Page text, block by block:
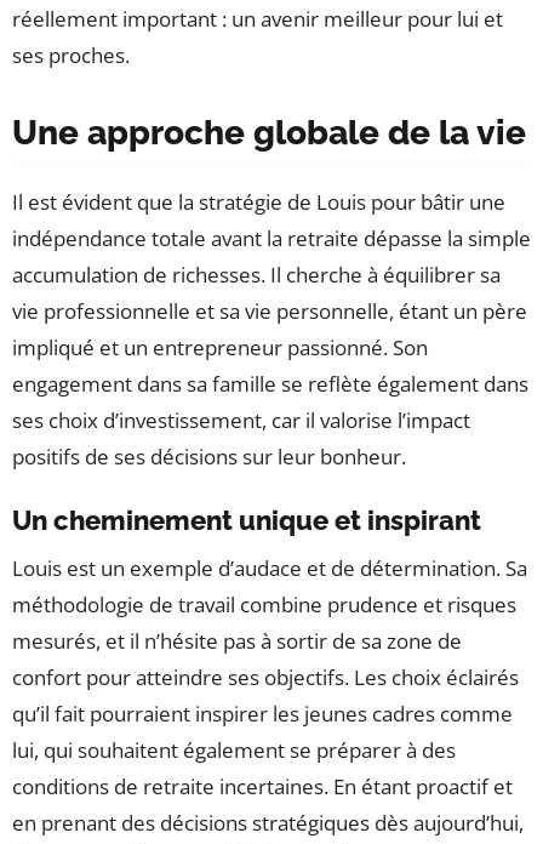
réellement important : un avenir meilleur pour lui et
ses proches.
Une approche globale de la vie
Il est évident que la stratégie de Louis pour bâtir une
indépendance totale avant la retraite dépasse la simple
accumulation de richesses. Il cherche à équilibrer sa
vie professionnelle et sa vie personnelle, étant un père
impliqué et un entrepreneur passionné. Son
engagement dans sa famille se reflète également dans
ses choix d’investissement, car il valorise l’impact
positifs de ses décisions sur leur bonheur.
Un cheminement unique et inspirant
Louis est un exemple d’audace et de détermination. Sa
méthodologie de travail combine prudence et risques
mesurés, et il n’hésite pas à sortir de sa zone de
confort pour atteindre ses objectifs. Les choix éclairés
qu’il fait pourraient inspirer les jeunes cadres comme
lui, qui souhaitent également se préparer à des
conditions de retraite incertaines. En étant proactif et
en prenant des décisions stratégiques dès aujourd’hui,